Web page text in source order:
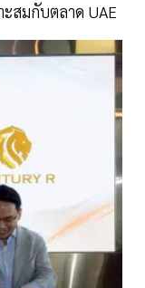
สมกับตลาด UAE